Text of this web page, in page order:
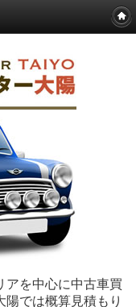
アを中心に中古車買
では概算見積もり